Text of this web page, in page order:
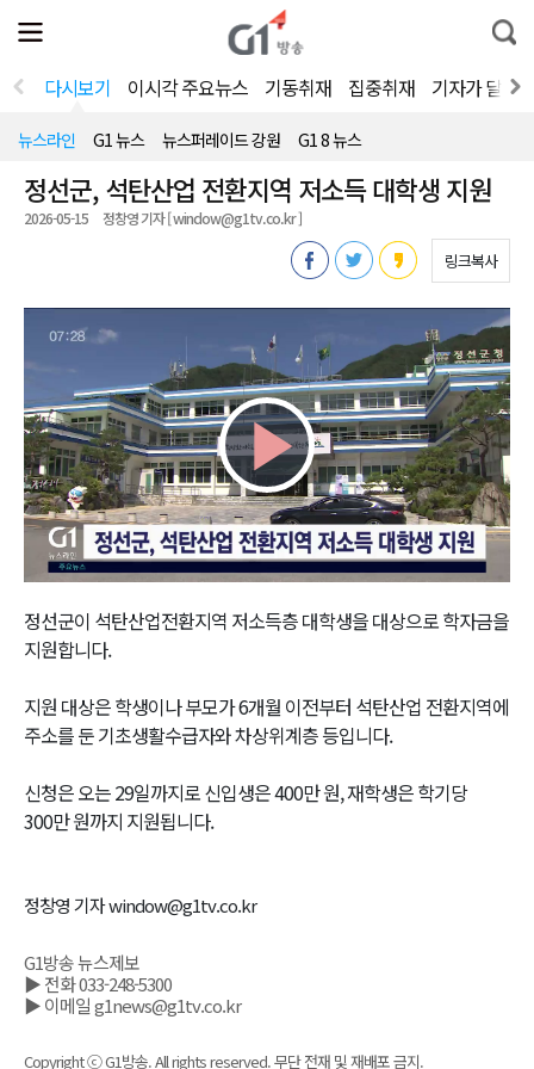
전
체
뉴
열
통
합
색
다시보기 이시각 주요뉴스 기동취재 집중취재 기자가 달려
뉴스라인 G1 뉴스 뉴스퍼레이드 강원 G1 8 뉴스
정선군, 석탄산업 전환지역 저소득 대학생 지원
2026-05-15 정창영 기자 [ window@g1tv.co.kr ]
링크복사
Play
Video
정선군이 석탄산업전환지역 저소득층 대학생을 대상으로 학자금을
지원합니다.
지원 대상은 학생이나 부모가 6개월 이전부터 석탄산업 전환지역에
주소를 둔 기초생활수급자와 차상위계층 등입니다.
신청은 오는 29일까지로 신입생은 400만 원, 재학생은 학기당
300만 원까지 지원됩니다.
정창영 기자 window@g1tv.co.kr
G1방송 뉴스제보
▶ 전화 033-248-5300
▶ 이메일 g1news@g1tv.co.kr
Copyright ⓒ G1방송. All rights reserved. 무단 전재 및 재배포 금지.